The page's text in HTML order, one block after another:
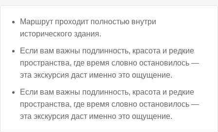
Маршрут проходит полностью внутри
исторического здания.
Если вам важны подлинность, красота и редкие
пространства, где время словно остановилось —
эта экскурсия даст именно это ощущение.
Если вам важны подлинность, красота и редкие
пространства, где время словно остановилось —
эта экскурсия даст именно это ощущение.